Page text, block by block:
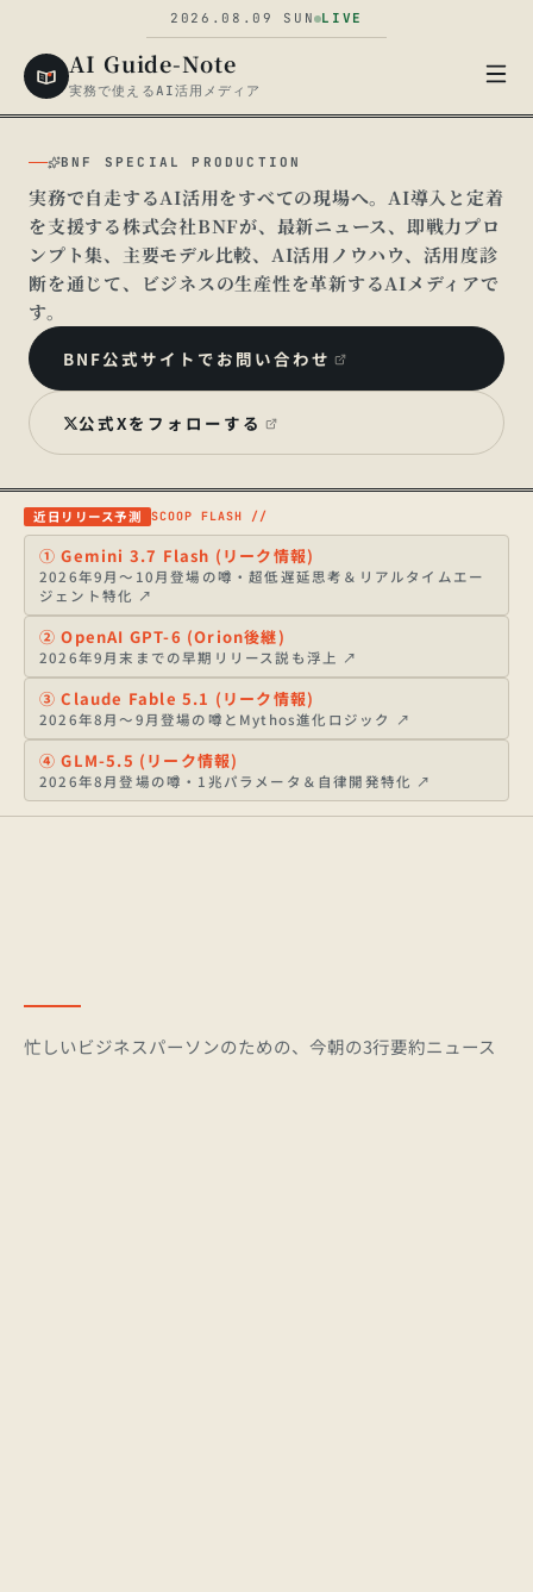
2026.08.09 SUN LIVE
AI Guide-Note
実務で使えるAI活用メディア
BNF SPECIAL PRODUCTION
実務で自走するAI活用をすべての現場へ。AI導入と定着
を支援する株式会社BNFが、最新ニュース、即戦力プロ
ンプト集、主要モデル比較、AI活用ノウハウ、活用度診
断を通じて、ビジネスの生産性を革新するAIメディアで
す。
BNF公式サイトでお問い合わせ
公式Xをフォローする
近日リリース予測 SCOOP FLASH //
① Gemini 3.7 Flash (リーク情報)
2026年9月〜10月登場の噂・超低遅延思考＆リアルタイムエー
ジェント特化 ↗
② OpenAI GPT-6 (Orion後継)
2026年9月末までの早期リリース説も浮上 ↗
③ Claude Fable 5.1 (リーク情報)
2026年8月〜9月登場の噂とMythos進化ロジック ↗
④ GLM-5.5 (リーク情報)
2026年8月登場の噂・1兆パラメータ＆自律開発特化 ↗
忙しいビジネスパーソンのための、今朝の3行要約ニュース